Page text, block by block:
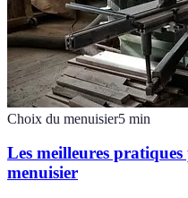
Choix du menuisier5 min
Les meilleures
menuisier